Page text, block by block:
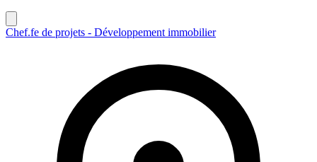
Chef.fe de projets - Développement immobilier